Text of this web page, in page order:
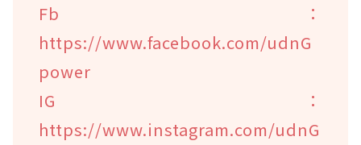
Fb：
https://www.facebook.com/udnG
power
IG：
https://www.instagram.com/udnG